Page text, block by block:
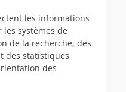
les informations
systèmes de
de la recherche, des
des statistiques
des